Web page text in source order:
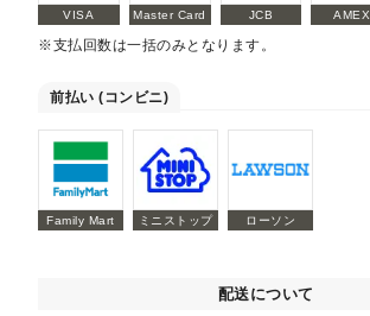
VISA Master Card JCB AMEX
※支払回数は一括のみとなります。
前払い (コンビニ)
Family Mart ミニストップ ローソン
配送について